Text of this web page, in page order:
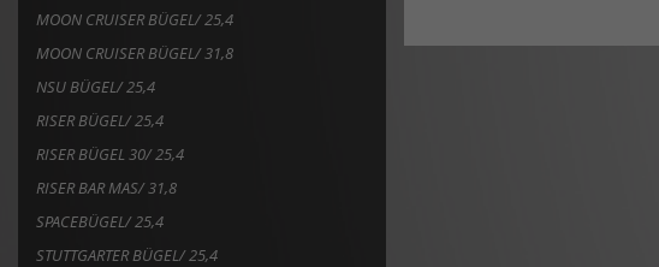
MOON CRUISER BÜGEL/ 25,4
MOON CRUISER BÜGEL/ 31,8
NSU BÜGEL/ 25,4
RISER BÜGEL/ 25,4
RISER BÜGEL 30/ 25,4
RISER BAR MAS/ 31,8
SPACEBÜGEL/ 25,4
STUTTGARTER BÜGEL/ 25,4